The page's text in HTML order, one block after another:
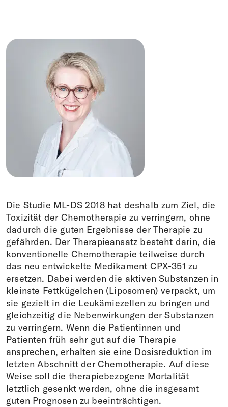
Die Studie ML-DS 2018 hat deshalb zum Ziel, die
Toxizität der Chemotherapie zu verringern, ohne
dadurch die guten Ergebnisse der Therapie zu
gefährden. Der Therapieansatz besteht darin, die
konventionelle Chemotherapie teilweise durch
das neu entwickelte Medikament CPX-351 zu
ersetzen. Dabei werden die aktiven Substanzen in
kleinste Fettkügelchen (Liposomen) verpackt, um
sie gezielt in die Leukämiezellen zu bringen und
gleichzeitig die Nebenwirkungen der Substanzen
zu verringern. Wenn die Patientinnen und
Patienten früh sehr gut auf die Therapie
ansprechen, erhalten sie eine Dosisreduktion im
letzten Abschnitt der Chemotherapie. Auf diese
Weise soll die therapiebezogene Mortalität
letztlich gesenkt werden, ohne die insgesamt
guten Prognosen zu beeinträchtigen.